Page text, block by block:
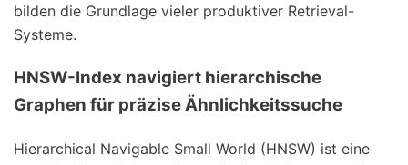
bilden die Grundlage vieler produktiver Retrieval-
Systeme.
HNSW-Index navigiert hierarchische
Graphen für präzise Ähnlichkeitssuche
Hierarchical Navigable Small World (HNSW) ist eine